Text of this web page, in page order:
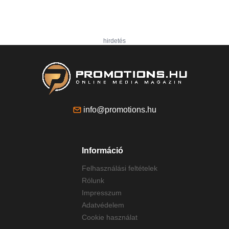
hirdetés
info@promotions.hu
Információ
Felhasználási feltételek
Rólunk
Impresszum
Adatvédelem
Cookie használat